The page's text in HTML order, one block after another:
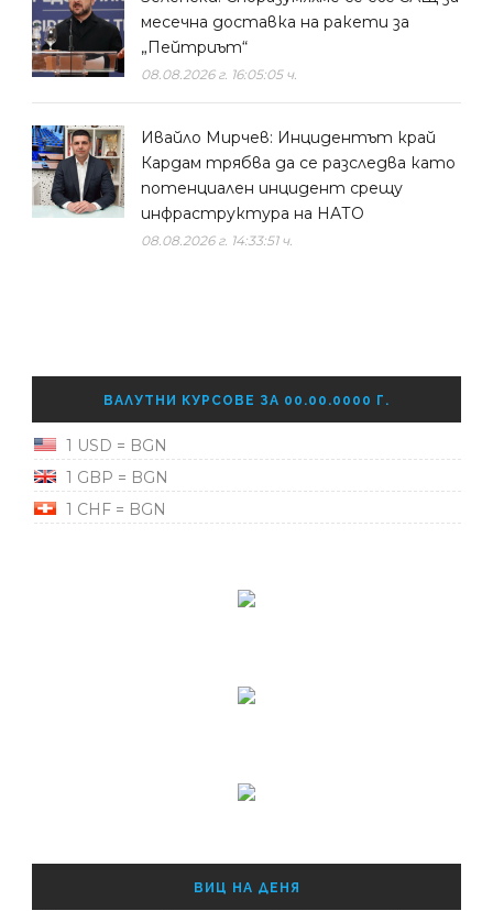
месечна доставка на ракети за
„Пейтриът“
08.08.2026 г. 16:05:05 ч.
Ивайло Мирчев: Инцидентът край
Кардам трябва да се разследва като
потенциален инцидент срещу
инфраструктура на НАТО
08.08.2026 г. 14:33:51 ч.
ВАЛУТНИ КУРСОВЕ ЗА 00.00.0000 Г.
1 USD = BGN
1 GBP = BGN
1 CHF = BGN
ВИЦ НА ДЕНЯ